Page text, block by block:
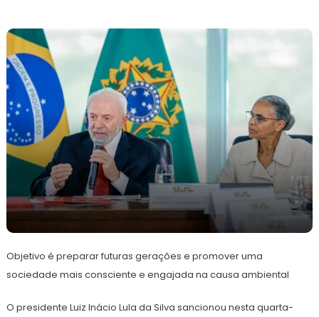
julho
de
Objetivo é preparar futuras gerações e promover uma
sociedade mais consciente e engajada na causa ambiental
O presidente Luiz Inácio Lula da Silva sancionou nesta quarta-